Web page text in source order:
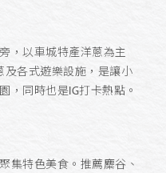
，以車城特產洋蔥為主
及各式遊樂設施，是讓小
，同時也是IG打卡熱點。
集特色美食。推薦麋谷、